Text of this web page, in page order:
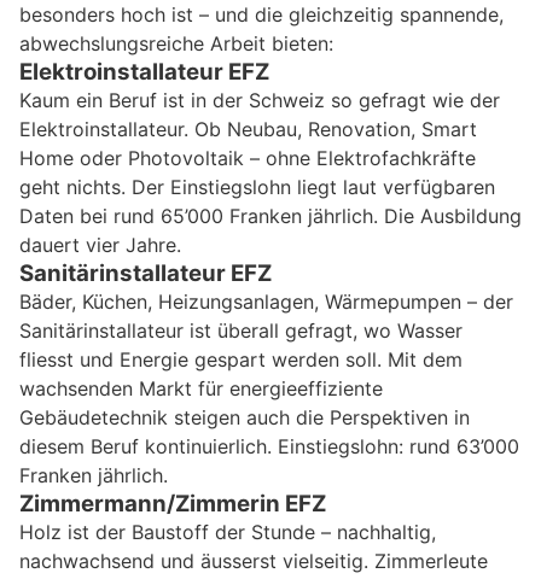
besonders hoch ist – und die gleichzeitig spannende,
abwechslungsreiche Arbeit bieten:
Elektroinstallateur EFZ
Kaum ein Beruf ist in der Schweiz so gefragt wie der
Elektroinstallateur. Ob Neubau, Renovation, Smart
Home oder Photovoltaik – ohne Elektrofachkräfte
geht nichts. Der Einstiegslohn liegt laut verfügbaren
Daten bei rund 65’000 Franken jährlich. Die Ausbildung
dauert vier Jahre.
Sanitärinstallateur EFZ
Bäder, Küchen, Heizungsanlagen, Wärmepumpen – der
Sanitärinstallateur ist überall gefragt, wo Wasser
fliesst und Energie gespart werden soll. Mit dem
wachsenden Markt für energieeffiziente
Gebäudetechnik steigen auch die Perspektiven in
diesem Beruf kontinuierlich. Einstiegslohn: rund 63’000
Franken jährlich.
Zimmermann/Zimmerin EFZ
Holz ist der Baustoff der Stunde – nachhaltig,
nachwachsend und äusserst vielseitig. Zimmerleute